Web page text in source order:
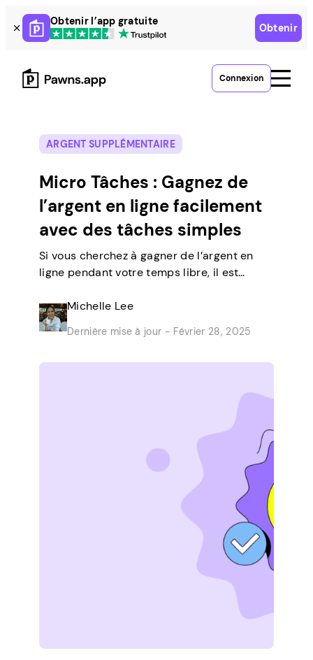
Skip
to
content
Obtenir l’app gratuite
Obtenir
Connexion
ARGENT SUPPLÉMENTAIRE
Micro Tâches : Gagnez de
l’argent en ligne facilement
avec des tâches simples
Si vous cherchez à gagner de l’argent en
ligne pendant votre temps libre, il est
tâches simples depuis chez vous. Il y a
beaucoup de gens comme vous qui
transforment des emplois rapides dans le
Michelle Lee
Dernière mise à jour - Février 28, 2025